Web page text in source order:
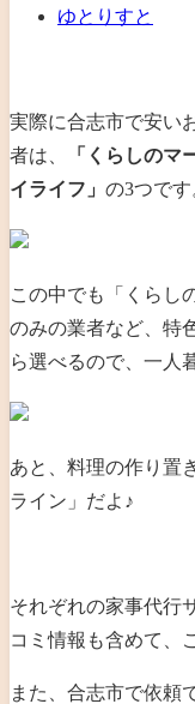
ゆとりすと
実際に合志市で安い
者は、
「くらしのマ
イライフ」 の3つです
この中でも「くらし
のみの業者など、特
ら選べるので、一人
あと、料理の作り置
ライン」だよ♪
それぞれの家事代行
コミ情報も含めて、
また、合志市で依頼